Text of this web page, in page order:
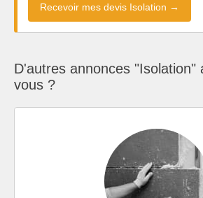
Recevoir mes devis Isolation →
D'autres annonces "Isolation"
vous ?